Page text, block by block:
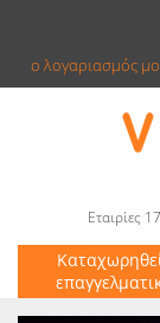
ο λογαριασμός
Εταιρίες